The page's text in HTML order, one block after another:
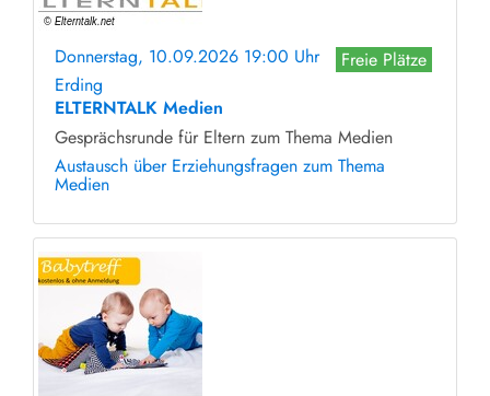
Donnerstag, 10.09.2026 19:00 Uhr
Freie Plätze
Erding
ELTERNTALK Medien
Gesprächsrunde für Eltern zum Thema Medien
Austausch über Erziehungsfragen zum Thema
Medien